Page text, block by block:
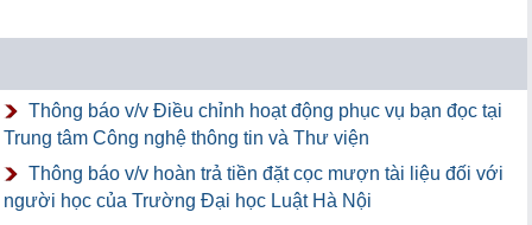
Thông báo v/v Điều chỉnh hoạt động phục vụ bạn đọc tại
Trung tâm Công nghệ thông tin và Thư viện
Thông báo v/v hoàn trả tiền đặt cọc mượn tài liệu đối với
người học của Trường Đại học Luật Hà Nội